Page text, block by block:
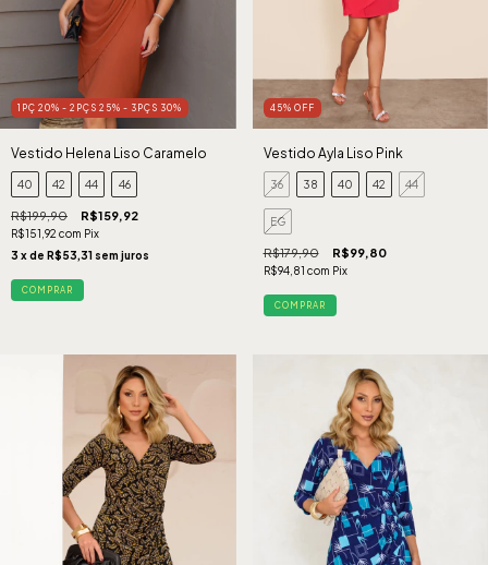
1PÇ 20% - 2PÇS 25% - 3PÇS 30%
Vestido Helena Liso Caramelo
40 42 44 46
R$199,90 R$159,92
R$151,92 com Pix
3 x de R$53,31 sem juros
COMPRAR
45% OFF
Vestido Ayla Liso Pink
36 38 40 42 44
EG
R$179,90 R$99,80
R$94,81 com Pix
COMPRAR